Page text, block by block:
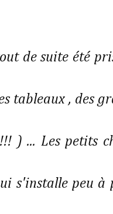
de suite été
tableaux , des
) ... Les petits
s'installe peu à